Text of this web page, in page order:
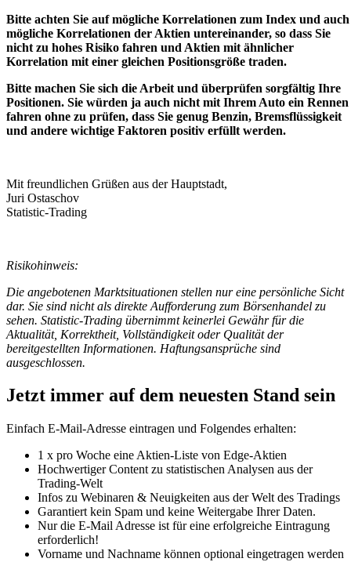
Bitte achten Sie auf mögliche Korrelationen zum Index und auch
mögliche Korrelationen der Aktien untereinander, so dass Sie
nicht zu hohes Risiko fahren und Aktien mit ähnlicher
Korrelation mit einer gleichen Positionsgröße traden.
Bitte machen Sie sich die Arbeit und überprüfen sorgfältig Ihre
Positionen. Sie würden ja auch nicht mit Ihrem Auto ein Rennen
fahren ohne zu prüfen, dass Sie genug Benzin, Bremsflüssigkeit
und andere wichtige Faktoren positiv erfüllt werden.
Mit freundlichen Grüßen aus der Hauptstadt,
Juri Ostaschov
Statistic-Trading
Risikohinweis:
Die angebotenen Marktsituationen stellen nur eine persönliche Sicht
dar. Sie sind nicht als direkte Aufforderung zum Börsenhandel zu
sehen. Statistic-Trading übernimmt keinerlei Gewähr für die
Aktualität, Korrektheit, Vollständigkeit oder Qualität der
bereitgestellten Informationen. Haftungsansprüche sind
ausgeschlossen.
Jetzt immer auf dem neuesten Stand sein
Einfach E-Mail-Adresse eintragen und Folgendes erhalten:
1 x pro Woche eine Aktien-Liste von Edge-Aktien
Hochwertiger Content zu statistischen Analysen aus der
Trading-Welt
Infos zu Webinaren & Neuigkeiten aus der Welt des Tradings
Garantiert kein Spam und keine Weitergabe Ihrer Daten.
Nur die E-Mail Adresse ist für eine erfolgreiche Eintragung
erforderlich!
Vorname und Nachname können optional eingetragen werden